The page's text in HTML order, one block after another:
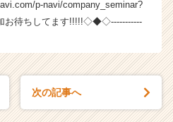
p-navi/company_seminar?
お待ちしてます!!!!!◇◆◇-----------
次の記事へ